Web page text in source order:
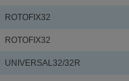
ROTOFIX32
ROTOFIX32
UNIVERSAL32/32R